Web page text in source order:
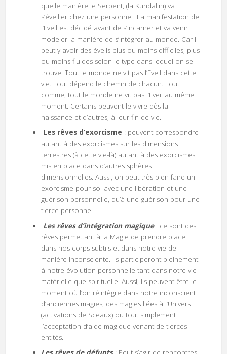
quelle manière le Serpent, (la Kundalini) va
s’éveiller chez une personne. La manifestation de
l’Eveil est décidé avant de s’incarner et va venir
modeler la manière de s’intégrer au monde. Car il
peut y avoir des éveils plus ou moins difficiles, plus
ou moins fluides selon le type dans lequel on se
trouve. Tout le monde ne vit pas l’Eveil dans cette
vie. Tout dépend le chemin de chacun. Tout
comme, tout le monde ne vit pas l’Eveil au même
moment. Certains peuvent le vivre dès la
naissance et d’autres, à leur fin de vie.
Les rêves d’exorcisme : peuvent correspondre
autant à des exorcismes sur les dimensions
terrestres (à cette vie-là) autant à des exorcismes
mis en place dans d’autres sphères
dimensionnelles. Aussi, on peut très bien faire un
exorcisme pour soi avec une libération et une
guérison personnelle, qu’à une guérison pour une
tierce personne.
Les rêves d’intégration magique : ce sont des
rêves permettant à la Magie de prendre place
dans nos corps subtils et dans notre vie de
manière inconsciente. Ils participeront pleinement
à notre évolution personnelle tant dans notre vie
matérielle que spirituelle. Aussi, ils peuvent être le
moment où l’on réintègre dans notre inconscient
d’anciennes magies, des magies liées à l’Univers
(activations de Sceaux) ou tout simplement
l’acceptation d’aide magique venant de tierces
entités.